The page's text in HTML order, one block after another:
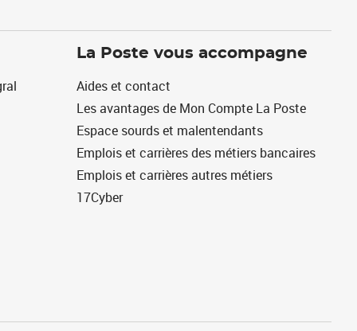
La Poste vous accompagne
Aides et contact
Les avantages de Mon Compte La Poste
Espace sourds et malentendants
Emplois et carrières des métiers bancaires
Emplois et carrières autres métiers
17Cyber